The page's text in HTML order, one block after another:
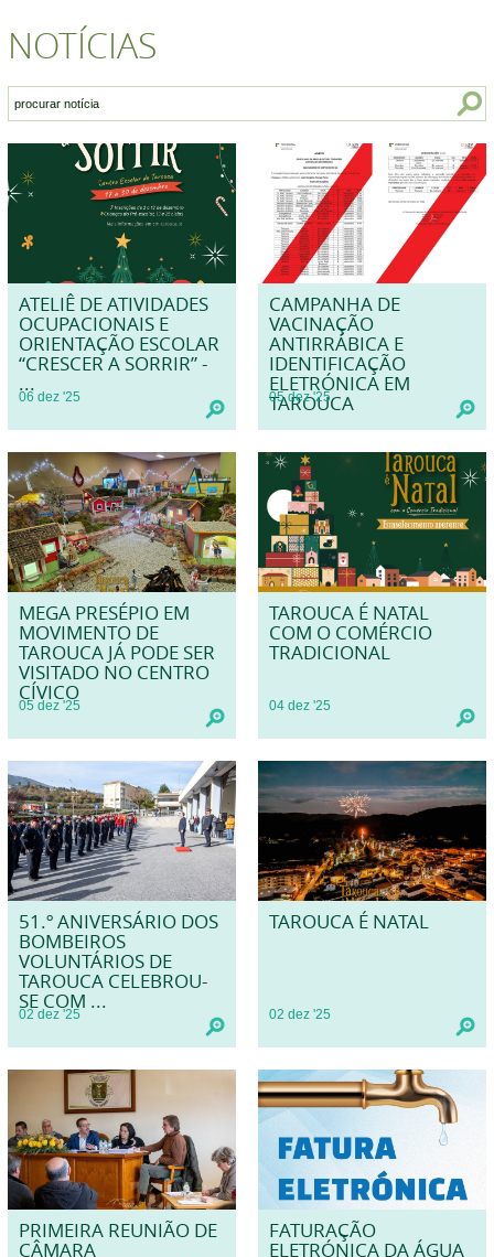
NOTÍCIAS
ATELIÊ DE ATIVIDADES
OCUPACIONAIS E
ORIENTAÇÃO ESCOLAR
“CRESCER A SORRIR” -
...
06 dez '25
CAMPANHA DE
VACINAÇÃO
ANTIRRÁBICA E
IDENTIFICAÇÃO
ELETRÓNICA EM
TAROUCA
05 dez '25
MEGA PRESÉPIO EM
MOVIMENTO DE
TAROUCA JÁ PODE SER
VISITADO NO CENTRO
CÍVICO
05 dez '25
TAROUCA É NATAL
COM O COMÉRCIO
TRADICIONAL
04 dez '25
51.º ANIVERSÁRIO DOS
BOMBEIROS
VOLUNTÁRIOS DE
TAROUCA CELEBROU-
SE COM ...
02 dez '25
TAROUCA É NATAL
02 dez '25
PRIMEIRA REUNIÃO DE
CÂMARA
FATURAÇÃO
ELETRÓNICA DA ÁGUA